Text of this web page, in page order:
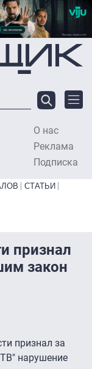
О нас
Реклама
Подписка
СТАТЬИ
признал
закон
признал за
нарушение